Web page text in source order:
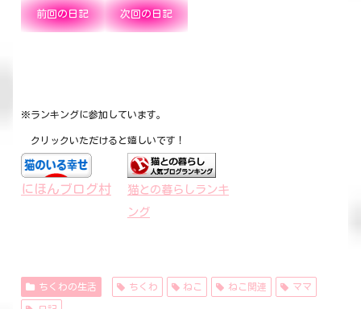
前回の日記 次回の日記
※ランキングに参加しています。
クリックいただけると嬉しいです！
にほんブログ村
猫との暮らしランキ
ング
ちくわの生活 ちくわ ねこ ねこ関連 ママ